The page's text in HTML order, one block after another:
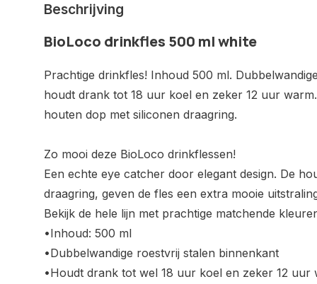
Beschrijving
BioLoco drinkfles 500 ml white
Prachtige drinkfles! Inhoud 500 ml.
houdt drank tot 18 uur koel en zeker 12 uur
houten dop met siliconen draagring.
Zo mooi deze BioLoco drinkflessen!
Een echte eye catcher door elegant design. De
draagring, geven de fles een extra mooie
Bekijk de hele lijn met prachtige matchende
•Inhoud: 500 ml
•Dubbelwandige roestvrij stalen binnenkant
•Houdt drank tot wel 18 uur koel en zeker 12 uur